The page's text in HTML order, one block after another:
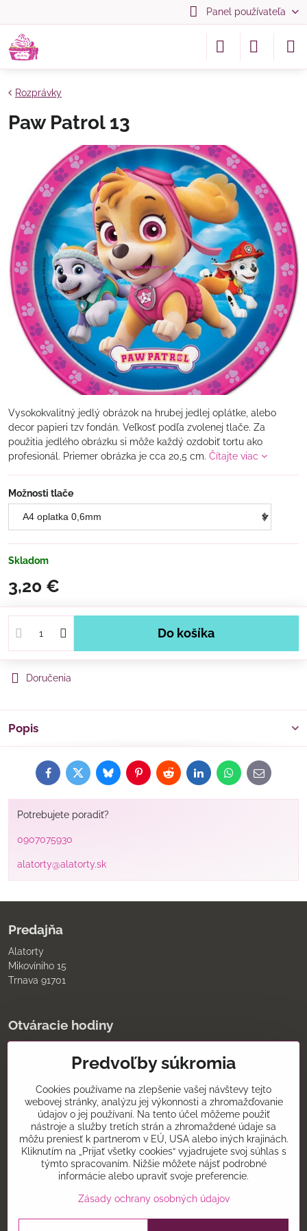
Panel používateľa
Rozprávky
Paw Patrol 13
Vysokokvalitný jedlý obrázok na hrubej jedlej oplátke, alebo
decor papieri tzv fondán. Veľkosť podľa zvolenej tlače. Za
použitia jedlého obrázku si môže každý ozdobiť tortu ako
profesionál. Priemer obrázka je cca 20,5 cm. Čítajte viac
Možnosti tlače
Skladom
3,20 €
Do košíka
Doručenia
Popis
FacebookTwitterBlueskyPinterestRedditLinkedInWhatsApp
E-
mail
Potrebujete poradiť?
0907075930
alatorty@alatorty.sk
Predajňa
Alatorty
Mikovíniho 15
Trnava 91701
Otváracie hodiny
9:00 - 11:30 12:00 - 18:00
nedeľa
Kontakt
0907075930
alatorty@alatorty.sk
©2026Copyright
Predvoľby súkromia
Cookies používame na zlepšenie vašej návštevy tejto
webovej stránky, analýzu jej výkonnosti a zhromažďovanie
údajov o jej používaní. Na tento účel môžeme použiť
nástroje a služby tretích strán a zhromaždené údaje sa
môžu preniesť k partnerom v EÚ, USA alebo iných krajinách.
Kliknutím na „Prijať všetky cookies“ vyjadrujete svoj súhlas s
týmto spracovaním. Nižšie môžete nájsť podrobné
informácie alebo upraviť svoje preferencie.
Zásady ochrany osobných údajov